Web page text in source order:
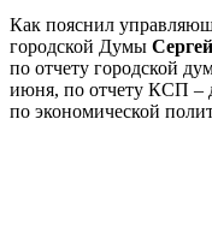
Как пояснил
городской Думы
по отчету городской
июня, по отчету КСП –
по экономической